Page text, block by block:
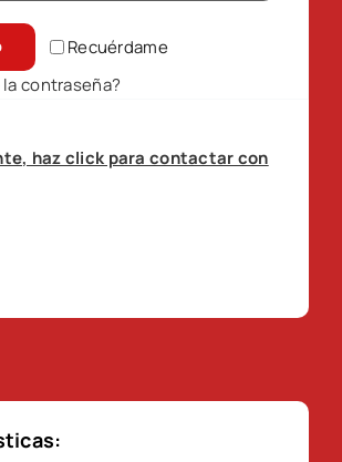
Recuérdame
contraseña?
haz click para contactar con